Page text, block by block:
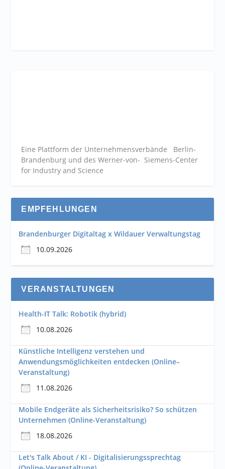
Eine Plattform der Unternehmensverbände Berlin-
Brandenburg und des Werner-von- Siemens-Center
for Industry and Science
EMPFEHLUNGEN
Brandenburger Digitaltag x Wildauer Verwaltungstag
10.09.2026
VERANSTALTUNGEN
Health-IT Talk: Robotik (hybrid)
10.08.2026
Künstliche Intelligenz verstehen und
Anwendungsmöglichkeiten entdecken (Online–
Veranstaltung)
11.08.2026
Mobile Endgeräte als Sicherheitsrisiko? So schützen
Unternehmen (Online-Veranstaltung)
18.08.2026
Let's Talk About / KI - Digitalisierungssprechtag